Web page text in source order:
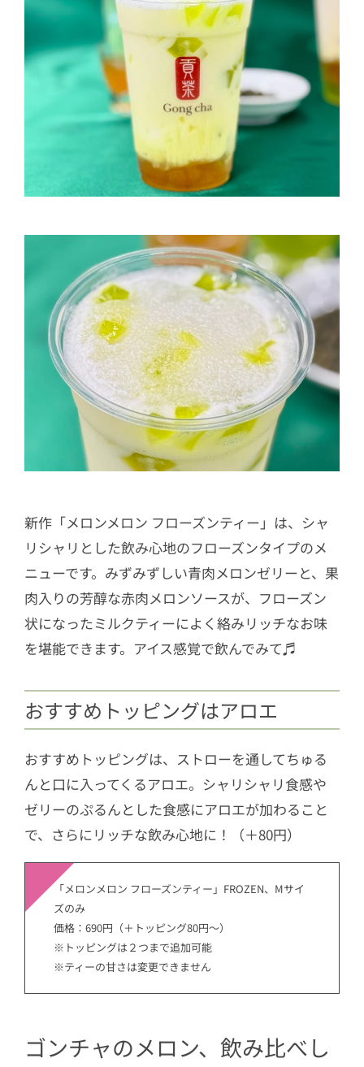
新作「メロンメロン フローズンティー」は、シャ
リシャリとした飲み心地のフローズンタイプのメ
ニューです。みずみずしい青肉メロンゼリーと、果
肉入りの芳醇な赤肉メロンソースが、フローズン
状になったミルクティーによく絡みリッチなお味
を堪能できます。アイス感覚で飲んでみて♬
おすすめトッピングはアロエ
おすすめトッピングは、ストローを通してちゅる
んと口に入ってくるアロエ。シャリシャリ食感や
ゼリーのぷるんとした食感にアロエが加わること
で、さらにリッチな飲み心地に！（＋80円）
「メロンメロン フローズンティー」FROZEN、Mサイ
ズのみ
価格：690円（＋トッピング80円～）
※トッピングは２つまで追加可能
※ティーの甘さは変更できません
ゴンチャのメロン、飲み比べし